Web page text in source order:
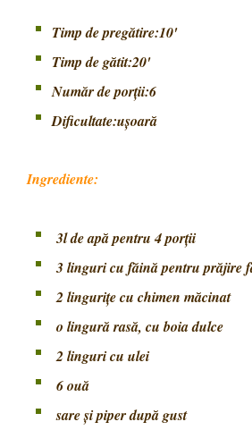
Timp de pregătire:10'
Timp de gătit:20'
Număr de porţii:6
Dificultate:uşoară
Ingrediente:
3l de apă pentru 4 porţii
3 linguri cu făinăpentru prăjire
2 linguriţe cu chimen măcinat
o lingură rasă, cu boia dulce
2 linguri cu ulei
6 ouă
sare şi piper după gust